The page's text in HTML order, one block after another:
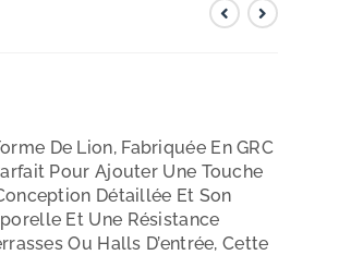
De Lion, Fabriquée En GRC
Pour Ajouter Une Touche
Détaillée Et Son
Et Une Résistance
Ou Halls D’entrée, Cette